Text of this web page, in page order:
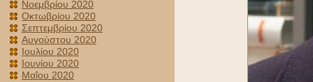
Νοεμβρίου 2020
Οκτωβρίου 2020
Σεπτεμβρίου 2020
Αυγούστου 2020
Ιουλίου 2020
Ιουνίου 2020
Μαΐου 2020